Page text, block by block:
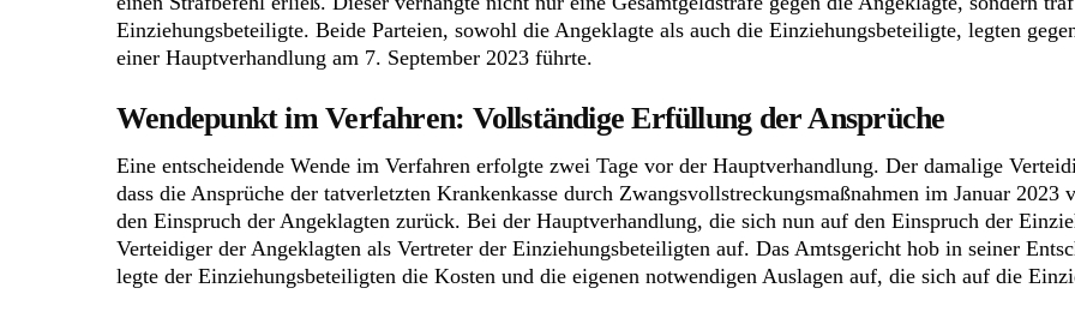
Einziehungsbeteiligte. Beide Parteien, sowohl die Angeklagte als auch die Einziehungsbeteiligte, legten
einer Hauptverhandlung am 7. September 2023 führte.
Wendepunkt im Verfahren: Vollständige Erfüllung der Ansprüche
Eine entscheidende Wende im Verfahren erfolgte zwei Tage vor der Hauptverhandlung. Der damalige
dass die Ansprüche der tatverletzten Krankenkasse durch Zwangsvollstreckungsmaßnahmen im Januar
den Einspruch der Angeklagten zurück. Bei der Hauptverhandlung, die sich nun auf den Einspruch der
Verteidiger der Angeklagten als Vertreter der Einziehungsbeteiligten auf. Das Amtsgericht hob in seiner
legte der Einziehungsbeteiligten die Kosten und die eigenen notwendigen Auslagen auf, die sich auf die